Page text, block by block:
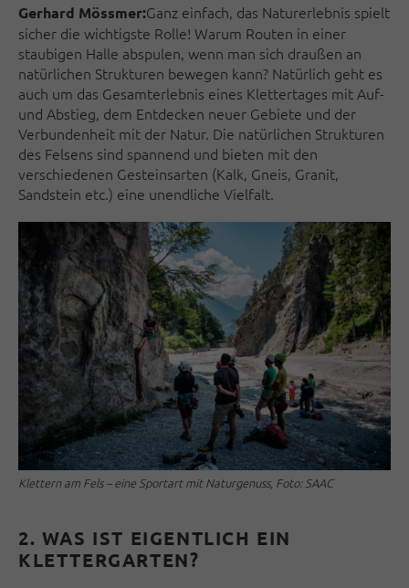
Gerhard Mössmer:Ganz einfach, das Naturerlebnis spielt
sicher die wichtigste Rolle! Warum Routen in einer
staubigen Halle abspulen, wenn man sich draußen an
natürlichen Strukturen bewegen kann? Natürlich geht es
auch um das Gesamterlebnis eines Klettertages mit Auf-
und Abstieg, dem Entdecken neuer Gebiete und der
Verbundenheit mit der Natur. Die natürlichen Strukturen
des Felsens sind spannend und bieten mit den
verschiedenen Gesteinsarten (Kalk, Gneis, Granit,
Sandstein etc.) eine unendliche Vielfalt.
Klettern am Fels – eine Sportart mit Naturgenuss, Foto: SAAC
2. WAS IST EIGENTLICH EIN
KLETTERGARTEN?